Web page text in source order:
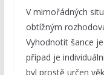
V mimořádných
obtížným
Vyhodnotit šance
případ je
byl prostě určen